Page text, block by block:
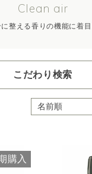
Clean air
整える香りの機能に着
こだわり検索
り込む ※一つお選びくだ
イル250ml
購入